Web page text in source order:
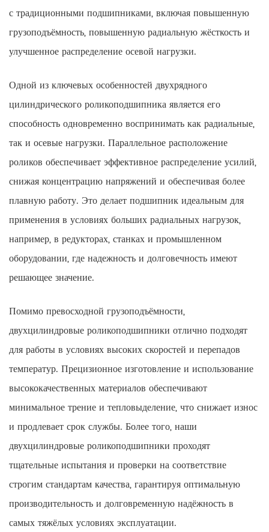
с традиционными подшипниками, включая повышенную
грузоподъёмность, повышенную радиальную жёсткость и
улучшенное распределение осевой нагрузки.
Одной из ключевых особенностей двухрядного
цилиндрического роликоподшипника является его
способность одновременно воспринимать как радиальные,
так и осевые нагрузки. Параллельное расположение
роликов обеспечивает эффективное распределение усилий,
снижая концентрацию напряжений и обеспечивая более
плавную работу. Это делает подшипник идеальным для
применения в условиях больших радиальных нагрузок,
например, в редукторах, станках и промышленном
оборудовании, где надежность и долговечность имеют
решающее значение.
Помимо превосходной грузоподъёмности,
двухцилиндровые роликоподшипники отлично подходят
для работы в условиях высоких скоростей и перепадов
температур. Прецизионное изготовление и использование
высококачественных материалов обеспечивают
минимальное трение и тепловыделение, что снижает износ
и продлевает срок службы. Более того, наши
двухцилиндровые роликоподшипники проходят
тщательные испытания и проверки на соответствие
строгим стандартам качества, гарантируя оптимальную
производительность и долговременную надёжность в
самых тяжёлых условиях эксплуатации.